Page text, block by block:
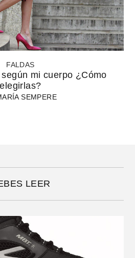
FALDAS
mi cuerpo ¿Cómo
elegirlas?
SEMPERE
LEER